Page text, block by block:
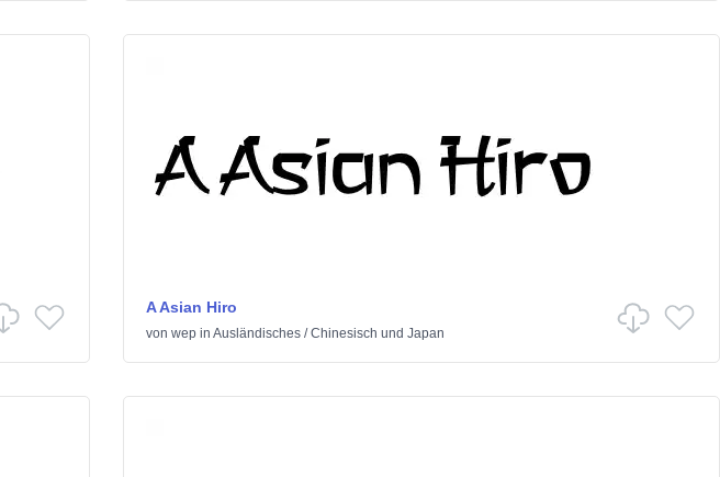
A Asian Hiro
von wepin Ausländisches/Chinesisch und Japan